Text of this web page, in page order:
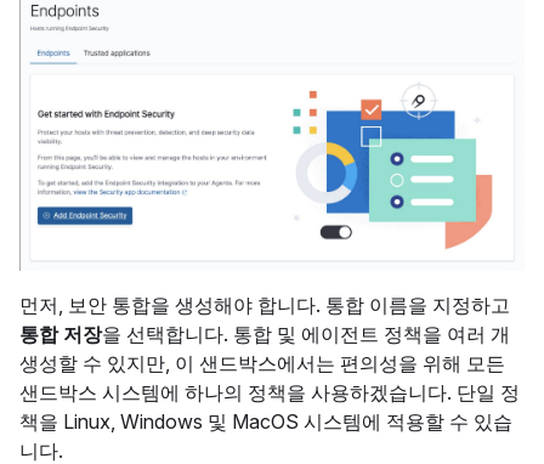
먼저, 보안 통합을 생성해야 합니다. 통합 이름을 지정하고
통합 저장을 선택합니다. 통합 및 에이전트 정책을 여러 개
생성할 수 있지만, 이 샌드박스에서는 편의성을 위해 모든
샌드박스 시스템에 하나의 정책을 사용하겠습니다. 단일 정
책을 Linux, Windows 및 MacOS 시스템에 적용할 수 있습
니다.